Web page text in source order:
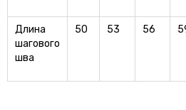
Длина
шагового
шва
50 53 56